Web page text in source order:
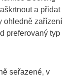
a přidat
ohledně zařízení
preferovaný typ
seřazené, v